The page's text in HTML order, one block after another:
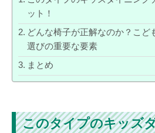
ット！
どんな椅子が正解なのか？こど
選びの重要な要素
まとめ
このタイプのキッズ